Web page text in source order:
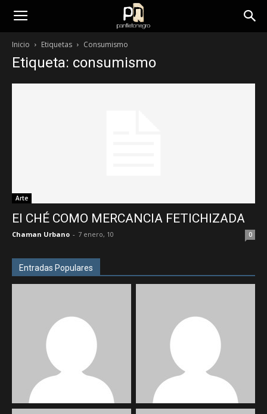
panfletonegro
Inicio Etiquetas Consumismo
Etiqueta: consumismo
Arte
El CHÉ COMO MERCANCIA FETICHIZADA
Chaman Urbano - 7 enero, 10 0
Entradas Populares